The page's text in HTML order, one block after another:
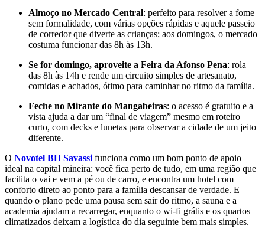
Almoço no Mercado Central: perfeito para resolver a fome
sem formalidade, com várias opções rápidas e aquele passeio
de corredor que diverte as crianças; aos domingos, o mercado
costuma funcionar das 8h às 13h.
Se for domingo, aproveite a Feira da Afonso Pena: rola
das 8h às 14h e rende um circuito simples de artesanato,
comidas e achados, ótimo para caminhar no ritmo da família.
Feche no Mirante do Mangabeiras: o acesso é gratuito e a
vista ajuda a dar um “final de viagem” mesmo em roteiro
curto, com decks e lunetas para observar a cidade de um jeito
diferente.
O Novotel BH Savassi funciona como um bom ponto de apoio
ideal na capital mineira: você fica perto de tudo, em uma região que
facilita o vai e vem a pé ou de carro, e encontra um hotel com
conforto direto ao ponto para a família descansar de verdade. E
quando o plano pede uma pausa sem sair do ritmo, a sauna e a
academia ajudam a recarregar, enquanto o wi-fi grátis e os quartos
climatizados deixam a logística do dia seguinte bem mais simples.